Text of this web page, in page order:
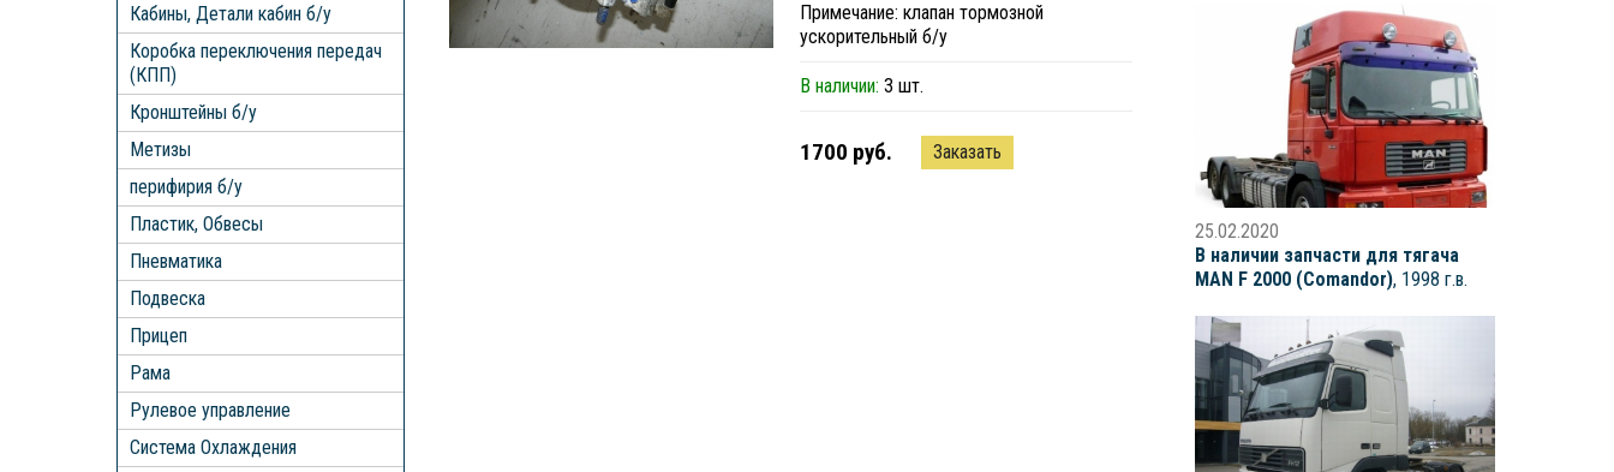
Кабины, Детали кабин б/у
Коробка переключения передач
(КПП)
Кронштейны б/у
Метизы
перифирия б/у
Пластик, Обвесы
Пневматика
Подвеска
Прицеп
Рама
Рулевое управление
Система Охлаждения
Примечание: клапан тормозной
ускорительный б/у
В наличии: 3 шт.
1700 руб. Заказать
25.02.2020
В наличии запчасти для тягача
MAN F 2000 (Comandor), 1998 г.в.